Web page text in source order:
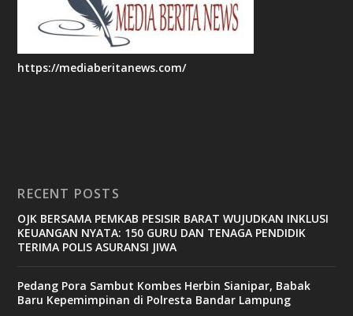
https://mediaberitanews.com/
RECENT POSTS
OJK BERSAMA PEMKAB PESISIR BARAT WUJUDKAN INKLUSI
KEUANGAN NYATA: 150 GURU DAN TENAGA PENDIDIK
TERIMA POLIS ASURANSI JIWA
Pedang Pora Sambut Kombes Herbin Sianipar, Babak
Baru Kepemimpinan di Polresta Bandar Lampung